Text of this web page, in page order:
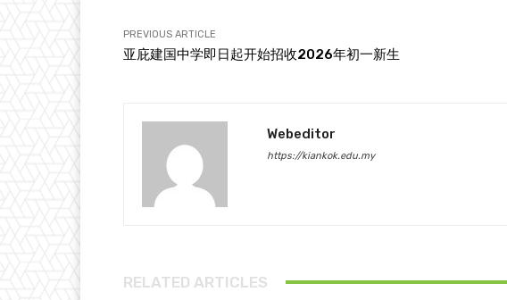
PREVIOUS ARTICLE
亚庇建国中学即日起开始招收2026年初一新生
Webeditor
https://kiankok.edu.my
RELATED ARTICLES